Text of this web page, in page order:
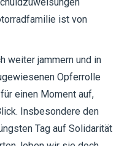
ist von
weiter jammern und in
Opferrolle
einen Moment auf,
Insbesondere den
Tag auf Solidarität